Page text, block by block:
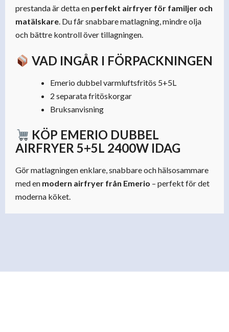
prestanda är detta en perfekt airfryer för familjer och
matälskare . Du får snabbare matlagning, mindre olja
och bättre kontroll över tillagningen.
VAD INGÅR I FÖRPACKNINGEN
Emerio dubbel varmluftsfritös 5+5L
2 separata fritöskorgar
Bruksanvisning
KÖP EMERIO DUBBEL
AIRFRYER 5+5L 2400W IDAG
Gör matlagningen enklare, snabbare och hälsosammare
med en modern airfryer från Emerio – perfekt för det
moderna köket.